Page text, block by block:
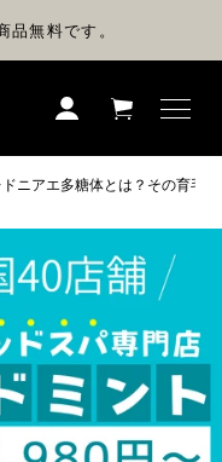
品無料です。
ニアエ多糖体とは？その育毛